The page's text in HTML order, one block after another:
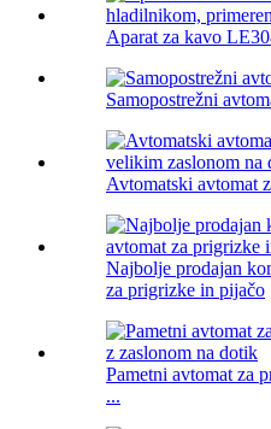
Aparat za kavo
Samopostrežni
Avtomatski avtomat
Najbolje prodajan
za prigrizke in pijačo
Pametni avtomat za
...